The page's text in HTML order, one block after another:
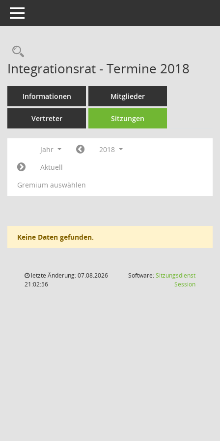
Toggle navigation
Rechercheauswahl
Integrationsrat - Termine 2018
Informationen Mitglieder
Vertreter Sitzungen
Jahr
2018
Aktuell
Gremium auswählen
Keine Daten gefunden.
letzte Änderung: 07.08.2026
21:02:56
Software:Sitzungsdienst
Session(Wird in